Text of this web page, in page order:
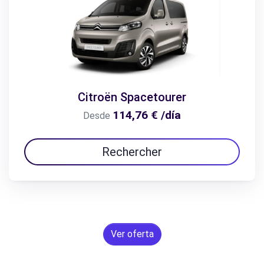
Citroën Spacetourer
Desde 114,76 € /día
Rechercher
Ver oferta